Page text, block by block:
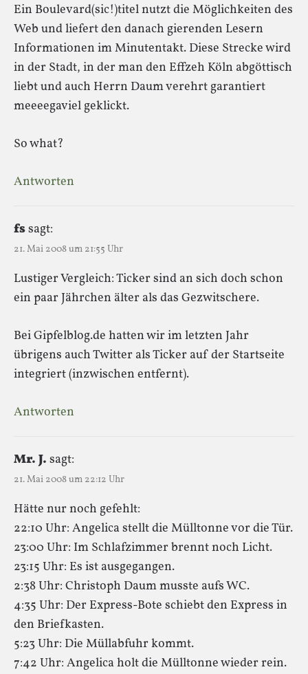
Ein Boulevard(sic!)titel nutzt die Möglichkeiten des
Web und liefert den danach gierenden Lesern
Informationen im Minutentakt. Diese Strecke wird
in der Stadt, in der man den Effzeh Köln abgöttisch
liebt und auch Herrn Daum verehrt garantiert
meeeegaviel geklickt.
So what?
Antworten
fssagt:
21. Mai 2008 um 21:55 Uhr
Lustiger Vergleich: Ticker sind an sich doch schon
ein paar Jährchen älter als das Gezwitschere.
Bei Gipfelblog.de hatten wir im letzten Jahr
übrigens auch Twitter als Ticker auf der Startseite
integriert (inzwischen entfernt).
Antworten
Mr. J. sagt:
21. Mai 2008 um 22:12 Uhr
Hätte nur noch gefehlt:
22:10 Uhr: Angelica stellt die Mülltonne vor die Tür.
23:00 Uhr: Im Schlafzimmer brennt noch Licht.
23:15 Uhr: Es ist ausgegangen.
2:38 Uhr: Christoph Daum musste aufs WC.
4:35 Uhr: Der Express-Bote schiebt den Express in
den Briefkasten.
5:23 Uhr: Die Müllabfuhr kommt.
7:42 Uhr: Angelica holt die Mülltonne wieder rein.